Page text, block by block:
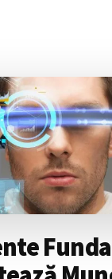
CE
IMPORTANT?